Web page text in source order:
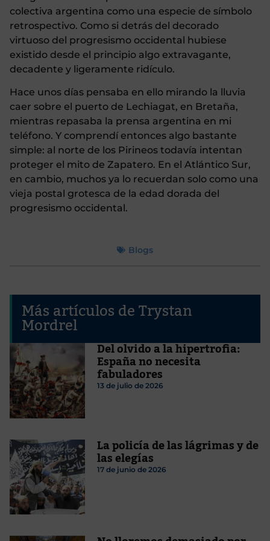
colectiva argentina como una especie de símbolo
retrospectivo. Como si detrás del decorado
virtuoso del progresismo occidental hubiese
existido desde el principio algo extravagante,
decadente y ligeramente ridículo.
Hace unos días pensaba en ello mirando la lluvia
caer sobre el puerto de Lechiagat, en Bretaña,
mientras repasaba la prensa argentina en mi
teléfono. Y comprendí entonces algo bastante
simple: al norte de los Pirineos todavía intentan
proteger el mito de Zapatero. En el Atlántico Sur,
en cambio, muchos ya lo recuerdan solo como una
vieja postal grotesca de la edad dorada del
progresismo occidental.
Blogs
Más artículos de Trystan
Mordrel
Del olvido a la hipertrofia:
España no necesita
fabuladores
13 de julio de 2026
La policía de las lágrimas y de
las elegías
17 de junio de 2026